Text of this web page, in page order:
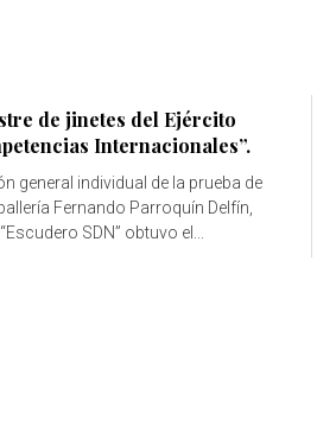
de jinetes del Ejército
Internacionales”.
general individual de la prueba de
Fernando Parroquín Delfín,
SDN” obtuvo el...